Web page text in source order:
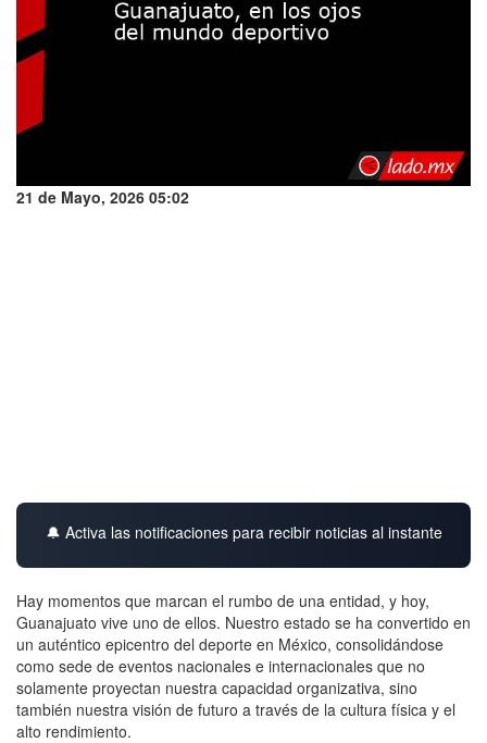
21 de Mayo, 2026 05:02
🔔 Activa las notificaciones para recibir noticias al instante
Hay momentos que marcan el rumbo de una entidad, y hoy,
Guanajuato vive uno de ellos. Nuestro estado se ha convertido en
un auténtico epicentro del deporte en México, consolidándose
como sede de eventos nacionales e internacionales que no
solamente proyectan nuestra capacidad organizativa, sino
también nuestra visión de futuro a través de la cultura física y el
alto rendimiento.